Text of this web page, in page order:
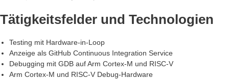
Tätigkeitsfelder und Technologien
Testing mit Hardware-in-Loop
Anzeige als GitHub Continuous Integration Service
Debugging mit GDB auf Arm Cortex-M und RISC-V
Arm Cortex-M und RISC-V Debug-Hardware